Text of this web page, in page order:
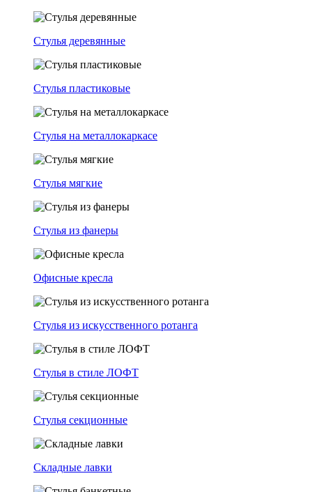
Стулья деревянные
Стулья пластиковые
Стулья на металлокаркасе
Стулья мягкие
Стулья из фанеры
Офисные кресла
Стулья из искусственного ротанга
Стулья в стиле ЛОФТ
Стулья секционные
Складные лавки